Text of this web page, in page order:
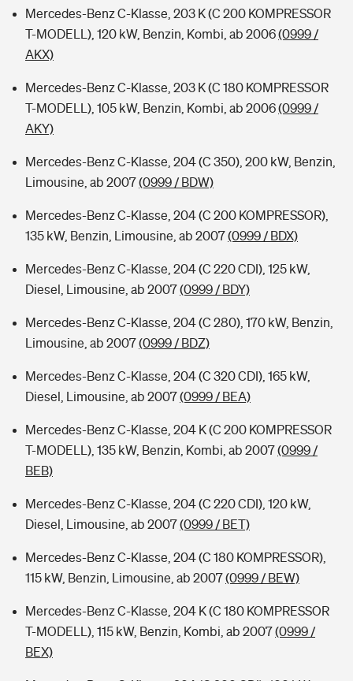
Mercedes-Benz C-Klasse, 203 K (C 200 KOMPRESSOR
T-MODELL), 120 kW, Benzin, Kombi, ab 2006(0999 /
AKX)
Mercedes-Benz C-Klasse, 203 K (C 180 KOMPRESSOR
T-MODELL), 105 kW, Benzin, Kombi, ab 2006(0999 /
AKY)
Mercedes-Benz C-Klasse, 204 (C 350), 200 kW, Benzin,
Limousine, ab 2007(0999 / BDW)
Mercedes-Benz C-Klasse, 204 (C 200 KOMPRESSOR),
135 kW, Benzin, Limousine, ab 2007(0999 / BDX)
Mercedes-Benz C-Klasse, 204 (C 220 CDI), 125 kW,
Diesel, Limousine, ab 2007(0999 / BDY)
Mercedes-Benz C-Klasse, 204 (C 280), 170 kW, Benzin,
Limousine, ab 2007(0999 / BDZ)
Mercedes-Benz C-Klasse, 204 (C 320 CDI), 165 kW,
Diesel, Limousine, ab 2007(0999 / BEA)
Mercedes-Benz C-Klasse, 204 K (C 200 KOMPRESSOR
T-MODELL), 135 kW, Benzin, Kombi, ab 2007(0999 /
BEB)
Mercedes-Benz C-Klasse, 204 (C 220 CDI), 120 kW,
Diesel, Limousine, ab 2007(0999 / BET)
Mercedes-Benz C-Klasse, 204 (C 180 KOMPRESSOR),
115 kW, Benzin, Limousine, ab 2007(0999 / BEW)
Mercedes-Benz C-Klasse, 204 K (C 180 KOMPRESSOR
T-MODELL), 115 kW, Benzin, Kombi, ab 2007(0999 /
BEX)